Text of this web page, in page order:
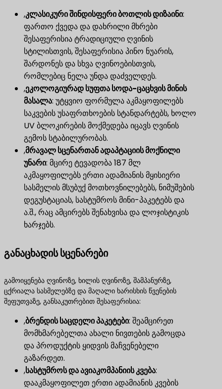
,კლასიკური შინდისფერი ბოთლის დიზაინი​:
ფართო ქვედა და დახრილი მხრები
შესაფერისია ტრადიციული ღვინის
სტილისთვის, შესაფერისია პინო ნუარის,
შარდონეს და სხვა ღვინოებისთვის,
რომლებიც ნელა უნდა დაძველდეს.
,ეკოლოგიურად სუფთა სოდა-ცაცხვის მინის
მასალა​: უტყვიო ფორმულა აკმაყოფილებს
საკვების უსაფრთხოების სტანდარტებს, ხოლო
UV ბლოკირების მოქმედება იცავს ღვინის
გემოს სტაბილურობას.
,მრავალ სცენართან ადაპტაციის მოქნილი
უნარი​: მცირე ტევადობა 187 მლ
აკმაყოფილებს ერთი ადამიანის მყისიერი
სასმელის მსუბუქ მოთხოვნილებებს, ნიმუშების
დეგუსტაციას, სასტუმროს მინი-პაკეტებს და
ა.შ., რაც ამცირებს შენახვისა და ლოჯისტიკის
ხარჯებს.
განაცხადის სცენარები
გამოიყენება ღვინოზე, ხილის ღვინოზე, შამპანურზე,
ცქრიალა სასმელებზე და მაღალი ხარისხის წვენების
შეფუთვაზე, განსაკუთრებით შესაფერისია:
,ბრენდის საცდელი პაკეტები​: შეამცირეთ
მომხმარებელთა ახალი ნივთების გამოცდა
და პროდუქტის ყიდვის მაჩვენებელი
გაზარდეთ.
,სასტუმროს და ავიაკომპანიის კვება​:
დააკმაყოფილეთ ერთი ადამიანის კვების